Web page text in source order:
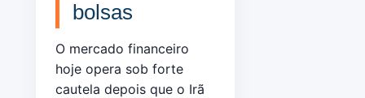
bolsas
O mercado financeiro
hoje opera sob forte
cautela depois que o Irã